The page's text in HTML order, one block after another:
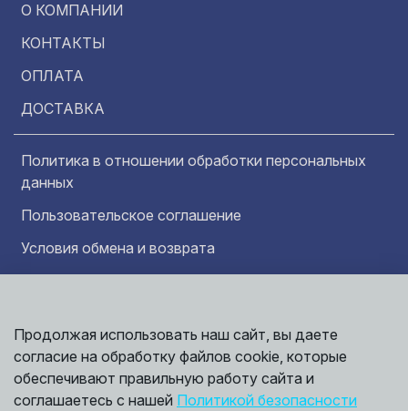
О КОМПАНИИ
КОНТАКТЫ
ОПЛАТА
ДОСТАВКА
Политика в отношении обработки персональных
данных
Пользовательское соглашение
Условия обмена и возврата
©
Информация представленная на сайте
носит исключительно ознакомительный
характер и ни при каких условиях не может
считаться публичной офертой. Точные
сведения о ценах, условиях продажи и
Продолжая использовать наш сайт, вы даете
согласие на обработку файлов cookie, которые
обеспечивают правильную работу сайта и
соглашаетесь с нашей Политикой безопасности
обработки